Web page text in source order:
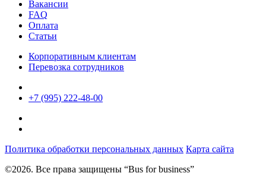
Вакансии
FAQ
Оплата
Статьи
Корпоративным клиентам
Перевозка сотрудников
+7 (995) 222-48-00
Политика обработки персональных данных Карта сайта
©2026. Все права защищены “Bus for business”